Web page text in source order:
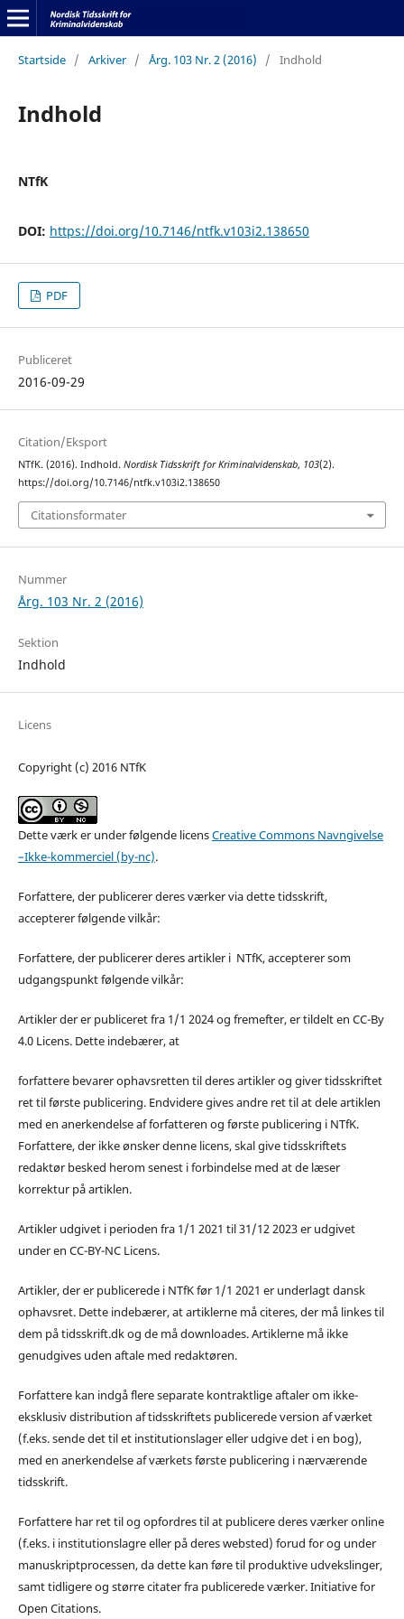
Startside / Arkiver / Årg. 103 Nr. 2 (2016) / Indhold
Indhold
NTfK
DOI: https://doi.org/10.7146/ntfk.v103i2.138650
PDF
Publiceret
2016-09-29
Citation/Eksport
NTfK. (2016). Indhold. Nordisk Tidsskrift for Kriminalvidenskab, 103(2).
https://doi.org/10.7146/ntfk.v103i2.138650
Citationsformater
Nummer
Årg. 103 Nr. 2 (2016)
Sektion
Indhold
Licens
Copyright (c) 2016 NTfK
Dette værk er under følgende licensCreative Commons Navngivelse
–Ikke-kommerciel (by-nc).
Forfattere, der publicerer deres værker via dette tidsskrift,
accepterer følgende vilkår:
Forfattere, der publicerer deres artikler i NTfK, accepterer som
udgangspunkt følgende vilkår:
Artikler der er publiceret fra 1/1 2024 og fremefter, er tildelt en CC-By
4.0 Licens. Dette indebærer, at
forfattere bevarer ophavsretten til deres artikler og giver tidsskriftet
ret til første publicering. Endvidere gives andre ret til at dele artiklen
med en anerkendelse af forfatteren og første publicering i NTfK.
Forfattere, der ikke ønsker denne licens, skal give tidsskriftets
redaktør besked herom senest i forbindelse med at de læser
korrektur på artiklen.
Artikler udgivet i perioden fra 1/1 2021 til 31/12 2023 er udgivet
under en CC-BY-NC Licens.
Artikler, der er publicerede i NTfK før 1/1 2021 er underlagt dansk
ophavsret. Dette indebærer, at artiklerne må citeres, der må linkes til
dem på tidsskrift.dk og de må downloades. Artiklerne må ikke
genudgives uden aftale med redaktøren.
Forfattere kan indgå flere separate kontraktlige aftaler om ikke-
eksklusiv distribution af tidsskriftets publicerede version af værket
(f.eks. sende det til et institutionslager eller udgive det i en bog),
med en anerkendelse af værkets første publicering i nærværende
tidsskrift.
Forfattere har ret til og opfordres til at publicere deres værker online
(f.eks. i institutionslagre eller på deres websted) forud for og under
manuskriptprocessen, da dette kan føre til produktive udvekslinger,
samt tidligere og større citater fra publicerede værker. Initiative for
Open Citations.